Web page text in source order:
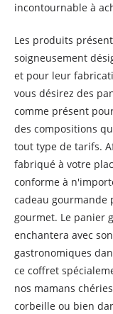
incontournable à
Les produits
soigneusement
et pour leur
vous désirez des
comme présent
des compositions
tout type de tarifs.
fabriqué à votre
conforme à
cadeau gourmande
gourmet. Le panier
enchantera avec
gastronomiques
ce coffret
nos mamans
corbeille ou bien